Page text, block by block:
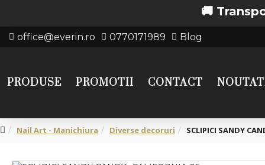
🚚 Transport
office@everin.ro 0770171989 Blog
PRODUSE PROMOTII CONTACT
Nail Art - Manichiura Diverse decoruri SCLIPICI SANDY